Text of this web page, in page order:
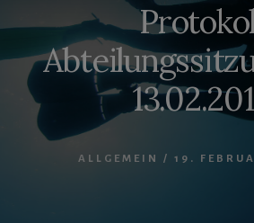
ALLGEMEIN / 19.